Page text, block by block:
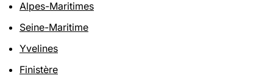
Alpes-Maritimes
Seine-Maritime
Yvelines
Finistère